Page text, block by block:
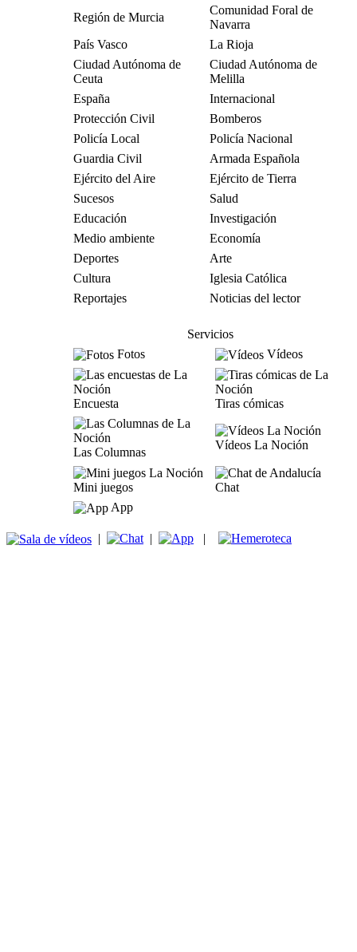
Región de Murcia
Comunidad Foral de
Navarra
País Vasco
La Rioja
Ciudad Autónoma de
Ceuta
Ciudad Autónoma de
Melilla
España
Internacional
Protección Civil
Bomberos
Policía Local
Policía Nacional
Guardia Civil
Armada Española
Ejército del Aire
Ejército de Tierra
Sucesos
Salud
Educación
Investigación
Medio ambiente
Economía
Deportes
Arte
Cultura
Iglesia Católica
Reportajes
Noticias del lector
Servicios
Fotos
Vídeos
Encuesta Tiras cómicas
Las Columnas
Vídeos La Noción
Mini juegos
Chat
App
| | |